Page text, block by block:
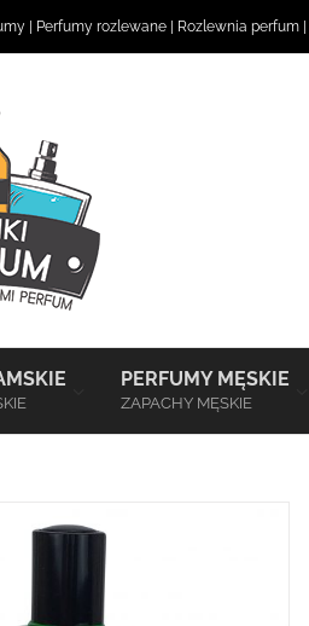
Perfumy rozlewane Rozlewnia perfum
PERFUMY MĘSKIE
ZAPACHY MĘSKIE